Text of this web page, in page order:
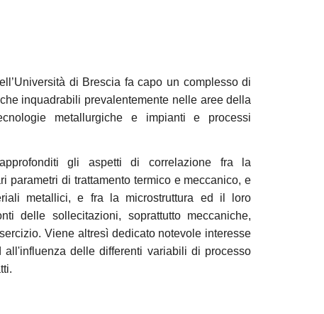
di Brescia fa capo un complesso di
inquadrabili prevalentemente nelle aree della
metallurgiche e impianti e processi
gli aspetti di correlazione fra la
parametri di trattamento termico e meccanico, e
metallici, e fra la microstruttura ed il loro
delle sollecitazioni, soprattutto meccaniche,
Viene altresì dedicato notevole interesse
delle differenti variabili di processo